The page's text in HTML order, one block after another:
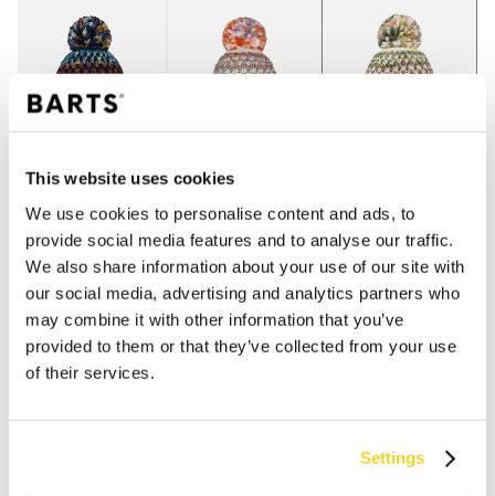
This website uses cookies
We use cookies to personalise content and ads, to
provide social media features and to analyse our traffic.
We also share information about your use of our site with
our social media, advertising and analytics partners who
may combine it with other information that you’ve
provided to them or that they’ve collected from your use
of their services.
Settings
IN DEN WARENKORB
Bestellungen, die vor 12 Uhr MEZ (Montag bis
Tag versandt
Kostenlose Lieferung für Bestellungen über 50€